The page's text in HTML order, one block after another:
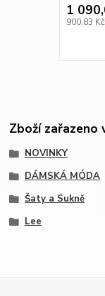
1
900,83 Kč
Zboží zařazeno
NOVINKY
DÁMSKÁ MÓDA
Šaty a Sukně
Lee